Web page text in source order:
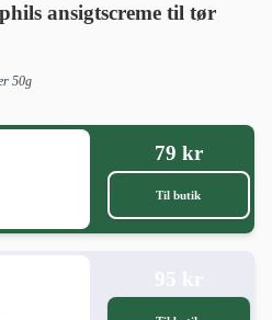
ansigtscreme til tør
50g
79 kr
Til butik